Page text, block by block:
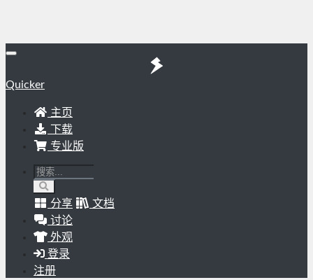
Quicker
主页
下载
专业版
分享
文档
讨论
外观
登录
注册